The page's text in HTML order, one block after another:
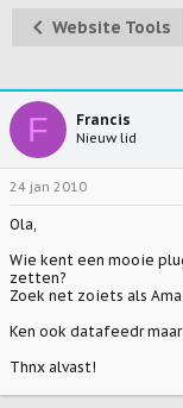
a
r
r
u
Website Tools
F Francis
Nieuw lid
24 jan 2010
Ola,
Wie kent een mooie
zetten?
Zoek net zoiets als
Ken ook datafeedr
Thnx alvast!